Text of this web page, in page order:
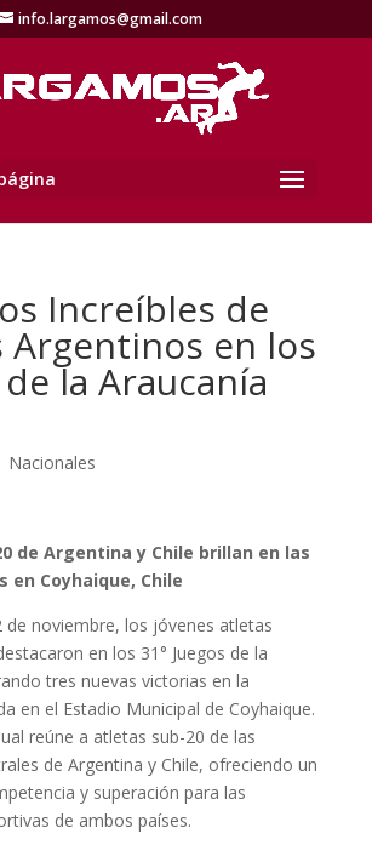
info.largamos@gmail.com
Increíbles de
Argentinos en los
de la Araucanía
Nacionales
de Argentina y Chile brillan en las
en Coyhaique, Chile
de noviembre, los jóvenes atletas
en los 31° Juegos de la
tres nuevas victorias en la
en el Estadio Municipal de Coyhaique.
reúne a atletas sub-20 de las
de Argentina y Chile, ofreciendo un
y superación para las
de ambos países.